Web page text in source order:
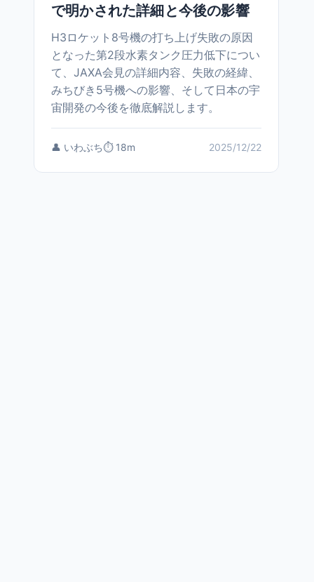
で明かされた詳細と今後の影響
H3ロケット8号機の打ち上げ失敗の原因
となった第2段水素タンク圧力低下につい
て、JAXA会見の詳細内容、失敗の経緯、
みちびき5号機への影響、そして日本の宇
宙開発の今後を徹底解説します。
👤 いわぶち⏱️ 18m 2025/12/22